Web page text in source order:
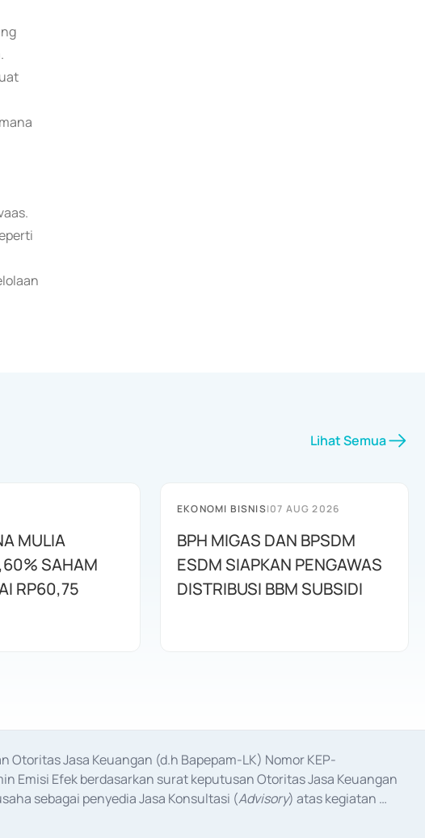
Lihat Semua
MULIA
SAHAM
RP60,75
EKONOMI BISNIS|07 AUG 2026
BPH MIGAS DAN BPSDM
ESDM SIAPKAN PENGAWAS
DISTRIBUSI BBM SUBSIDI
Jasa Keuangan (d.h Bapepam-LK) Nomor KEP-
Emisi Efek berdasarkan surat keputusan Otoritas Jasa Keuangan
sebagai penyedia Jasa Konsultasi (Advisory) atas kegiatan